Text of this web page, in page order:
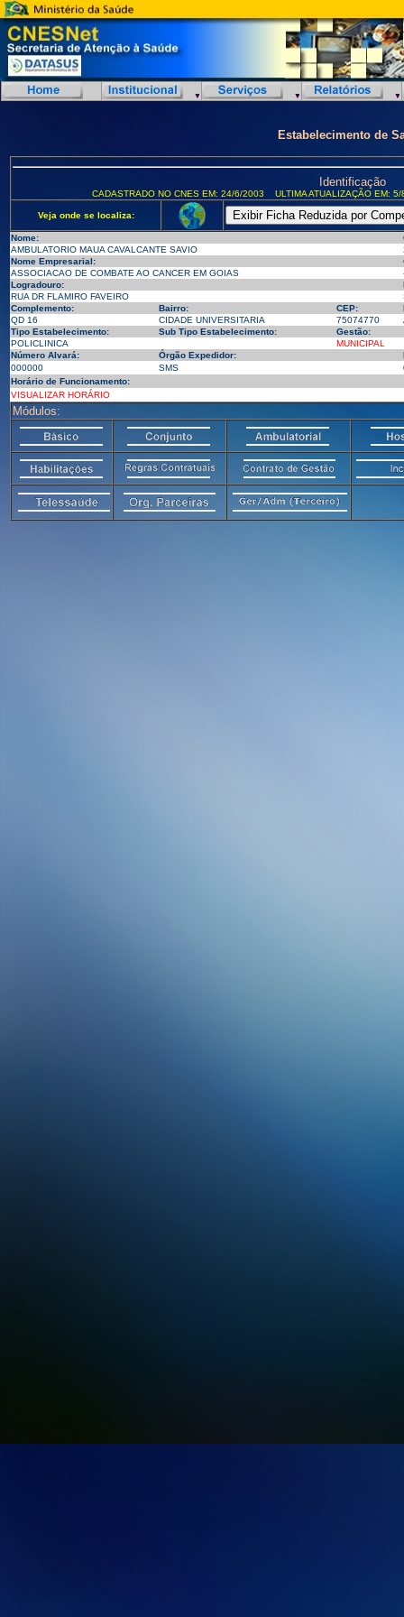
Estabelecimento de
Identificação
CADASTRADO NO CNES EM: 24/6/2003 ULTIMA ATUALIZAÇÃO EM:
Veja onde se localiza:
Nome:
AMBULATORIO MAUA CAVALCANTE SAVIO
Nome Empresarial:
ASSOCIACAO DE COMBATE AO CANCER EM GOIAS
Logradouro:
RUA DR FLAMIRO FAVEIRO
Complemento:
Bairro: CEP:
QD 16
CIDADE UNIVERSITARIA 75074770
Tipo Estabelecimento:
Sub Tipo Estabelecimento:
Gestão:
POLICLINICA
MUNICIPAL
Número Alvará:
Órgão Expedidor:
000000
SMS
Horário de Funcionamento:
VISUALIZAR HORÁRIO
Módulos: